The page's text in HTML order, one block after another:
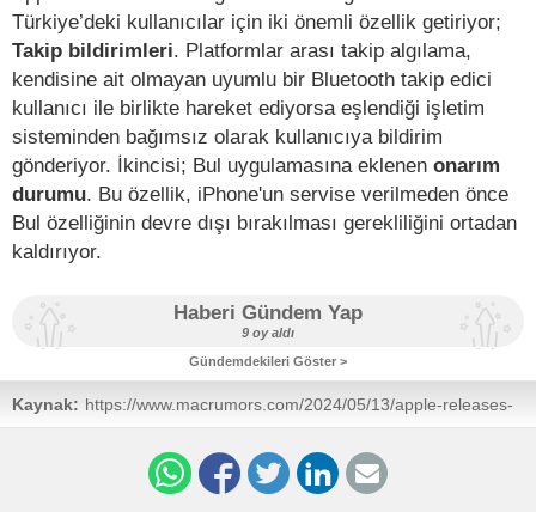
Türkiye’deki kullanıcılar için iki önemli özellik getiriyor;
Takip bildirimleri. Platformlar arası takip algılama,
kendisine ait olmayan uyumlu bir Bluetooth takip edici
kullanıcı ile birlikte hareket ediyorsa eşlendiği işletim
sisteminden bağımsız olarak kullanıcıya bildirim
gönderiyor. İkincisi; Bul uygulamasına eklenen onarım
durumu. Bu özellik, iPhone'un servise verilmeden önce
Bul özelliğinin devre dışı bırakılması gerekliliğini ortadan
kaldırıyor.
Haberi Gündem Yap
9 oy aldı
Gündemdekileri Göster >
Kaynak: https://www.macrumors.com/2024/05/13/apple-releases-
ios-17-5/